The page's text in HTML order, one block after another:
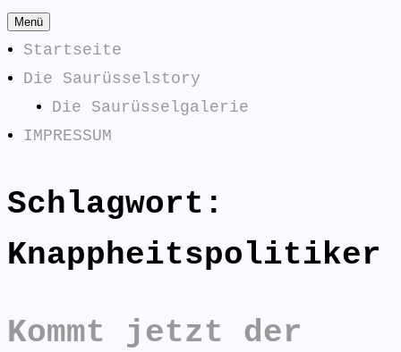
Zum
Inhalt
springen
Menü
Startseite
Die Saurüsselstory
Die Saurüsselgalerie
IMPRESSUM
SAURÜSSELPHILOSOPHEN
Die
Saurüsselphilosophen
antworten:
Schlagwort:
Knappheitspolitiker
Kommt jetzt der